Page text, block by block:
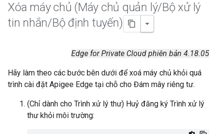
Xóa máy chủ (Máy chủ quản lý/Bộ xử lý
tin nhắn/Bộ định tuyến)
Edge for Private Cloud phiên bản 4.18.05
Hãy làm theo các bước bên dưới để xoá máy chủ khỏi quá
trình cài đặt Apigee Edge tại chỗ cho Đám mây riêng tư.
(Chỉ dành cho Trình xử lý thư) Huỷ đăng ký Trình xử lý
thư khỏi môi trường: